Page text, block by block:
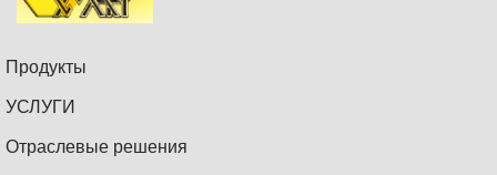
Продукты
УСЛУГИ
Отраслевые решения